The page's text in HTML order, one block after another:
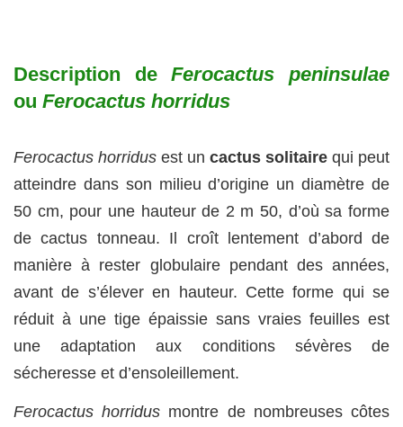
Description deFerocactus peninsulae
ou Ferocactus horridus
Ferocactus horridus est un cactus solitaire qui peut
atteindre dans son milieu d’origine un diamètre de
50 cm, pour une hauteur de 2 m 50, d’où sa forme
de cactus tonneau. Il croît lentement d’abord de
manière à rester globulaire pendant des années,
avant de s’élever en hauteur. Cette forme qui se
réduit à une tige épaissie sans vraies feuilles est
une adaptation aux conditions sévères de
sécheresse et d’ensoleillement.
Ferocactus horridus montre de nombreuses côtes